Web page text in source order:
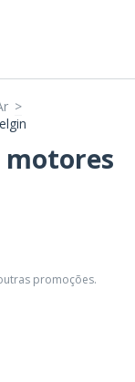
>
motores
promoções.